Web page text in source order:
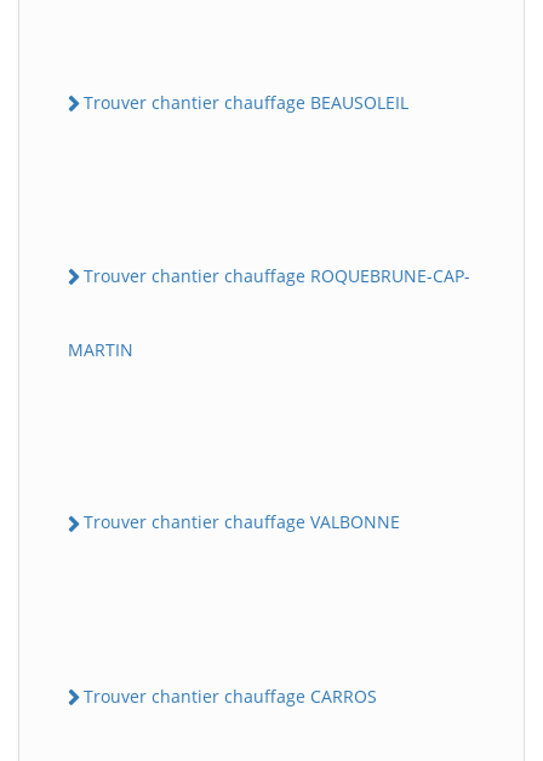
Trouver chantier chauffage BEAUSOLEIL
Trouver chantier chauffage ROQUEBRUNE-CAP-
MARTIN
Trouver chantier chauffage VALBONNE
Trouver chantier chauffage CARROS